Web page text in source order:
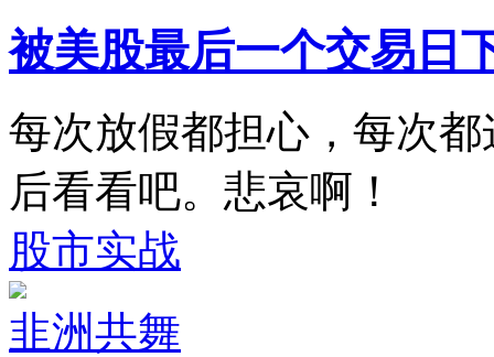
被美股最后一个交易日
每次放假都担心，每次
后看看吧。悲哀啊！
股市实战
韭洲共舞